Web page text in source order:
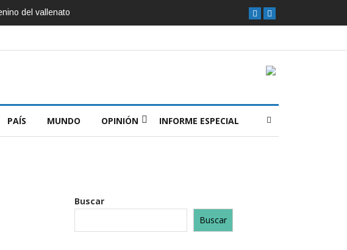
PAÍS MUNDO OPINIÓN INFORME ESPECIAL
Buscar
Buscar